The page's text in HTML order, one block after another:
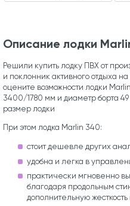
Описание лодки
Решили купить лодку ПВХ от
и поклонник активного отдыха
оцените возможности лодки
3400/1780 мм и диаметр борта
размер лодки
При этом лодка Marlin 340:
стоит дешевле других
удобна и легка в
практически мгновенно
благодаря продольным
дополнительную